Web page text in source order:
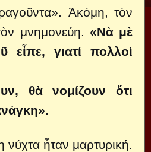
Ἀκόμη, τὸν
μνημονεύη. «Νὰ μὲ
εἶπε, γιατί πολλοὶ
θὰ νομίζουν ὅτι
νύχτα ἦταν μαρτυρική.